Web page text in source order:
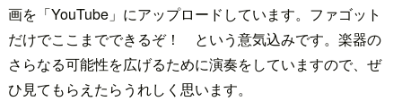
画を「YouTube」にアップロードしています。ファゴット
だけでここまでできるぞ！ という意気込みです。楽器の
さらなる可能性を広げるために演奏をしていますので、ぜ
ひ見てもらえたらうれしく思います。